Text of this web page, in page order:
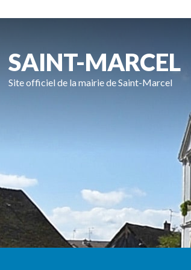
SAINT-MARCEL
Site officiel de la mairie de Saint-Marcel